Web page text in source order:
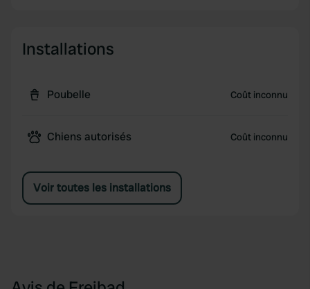
Installations
Poubelle Coût inconnu
Chiens autorisés Coût inconnu
Voir toutes les installations